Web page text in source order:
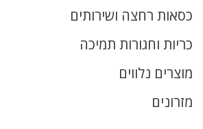
כסאות רחצה ושירותים
כריות וחגורות תמיכה
מוצרים נלווים
מזרונים